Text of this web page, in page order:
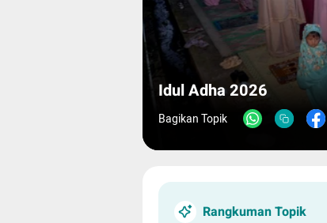
Idul Adha 2026
Bagikan Topik
Rangkuman Topik